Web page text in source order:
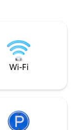
ヒーメーカー、新
ル。 超高速イン
ーブル！ 無料駐
Wi-Fi